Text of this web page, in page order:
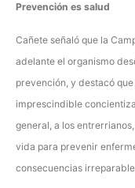
Prevención es salud
Cañete señaló que la
adelante el organismo
prevención, y destacó
imprescindible
general, a los
vida para prevenir
consecuencias